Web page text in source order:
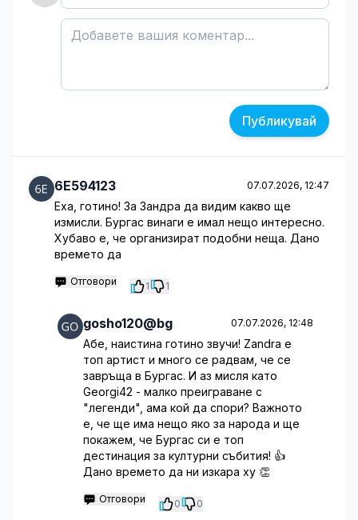
Публикувай
6E594123 07.07.2026, 12:47
Еха, готино! За Зандра да видим какво ще
измисли. Бургас винаги е имал нещо интересно.
Хубаво е, че организират подобни неща. Дано
времето да
Отговори 1 1
gosho120@bg 07.07.2026, 12:48
Абе, наистина готино звучи! Zandra е
топ артист и много се радвам, че се
завръща в Бургас. И аз мисля като
Georgi42 - малко преиграване с
"легенди", ама кой да спори? Важното
е, че ще има нещо яко за народа и ще
покажем, че Бургас си е топ
дестинация за културни събития! 👍
Дано времето да ни изкара ху 👏
Отговори 0 0